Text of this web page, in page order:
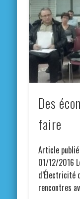
Des
faire
Article
01/12/2016
d’Électricité
rencontres